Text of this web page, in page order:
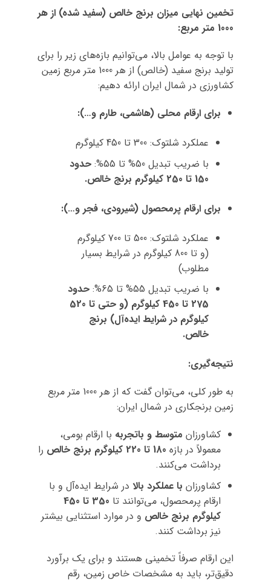
تخمین نهایی میزان برنج خالص (سفید شده) از هر
1000 متر مربع:
با توجه به عوامل بالا، می‌توانیم بازه‌های زیر را برای
تولید برنج سفید (خالص) از هر 1000 متر مربع زمین
کشاورزی در شمال ایران ارائه دهیم:
برای ارقام محلی (هاشمی، طارم و…):
عملکرد شلتوک: 300 تا 450 کیلوگرم
با ضریب تبدیل 50% تا 55%:
حدود
150 تا 250 کیلوگرم برنج خالص.
برای ارقام پرمحصول (شیرودی، فجر و…):
عملکرد شلتوک: 500 تا 700 کیلوگرم
(و تا 800 کیلوگرم در شرایط بسیار
مطلوب)
با ضریب تبدیل 55% تا 65%:
حدود
275 تا 450 کیلوگرم (و حتی تا 520
کیلوگرم در شرایط ایده‌آل) برنج
خالص.
نتیجه‌گیری:
به طور کلی، می‌توان گفت که از هر 1000 متر مربع
زمین برنجکاری در شمال ایران:
کشاورزان متوسط و باتجربه با ارقام بومی،
معمولاً در بازه 180 تا 220 کیلوگرم برنج خالص
را
برداشت می‌کنند.
کشاورزان با عملکرد بالا در شرایط ایده‌آل و با
ارقام پرمحصول، می‌توانند تا
350 تا 450
کیلوگرم برنج خالص و در موارد استثنایی بیشتر
نیز برداشت کنند.
این ارقام صرفاً تخمینی هستند و برای یک برآورد
دقیق‌تر، باید به مشخصات خاص زمین، رقم